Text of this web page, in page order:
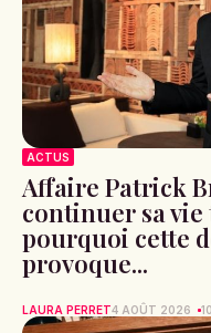
ACTUS
Affaire Patrick
continuer sa
pourquoi cette
provoque...
LAURA PERRET4 AOÛT 2026